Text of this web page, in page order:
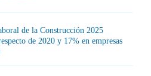
de la Construcción 2025
de 2020 y 17% en empresas